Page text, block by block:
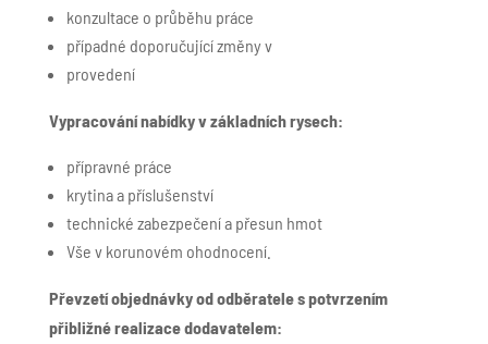
konzultace o průběhu práce
případné doporučující změny v
provedení
Vypracování nabídky v základních rysech:
přípravné práce
krytina a příslušenství
technické zabezpečení a přesun hmot
Vše v korunovém ohodnocení.
Převzetí objednávky od odběratele s potvrzením
přibližné realizace dodavatelem: